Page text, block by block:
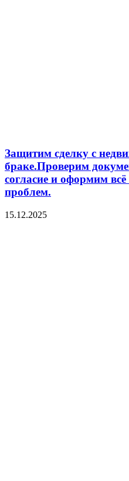
Защитим сделку с
браке.Проверим
согласие и оформим
проблем.
15.12.2025